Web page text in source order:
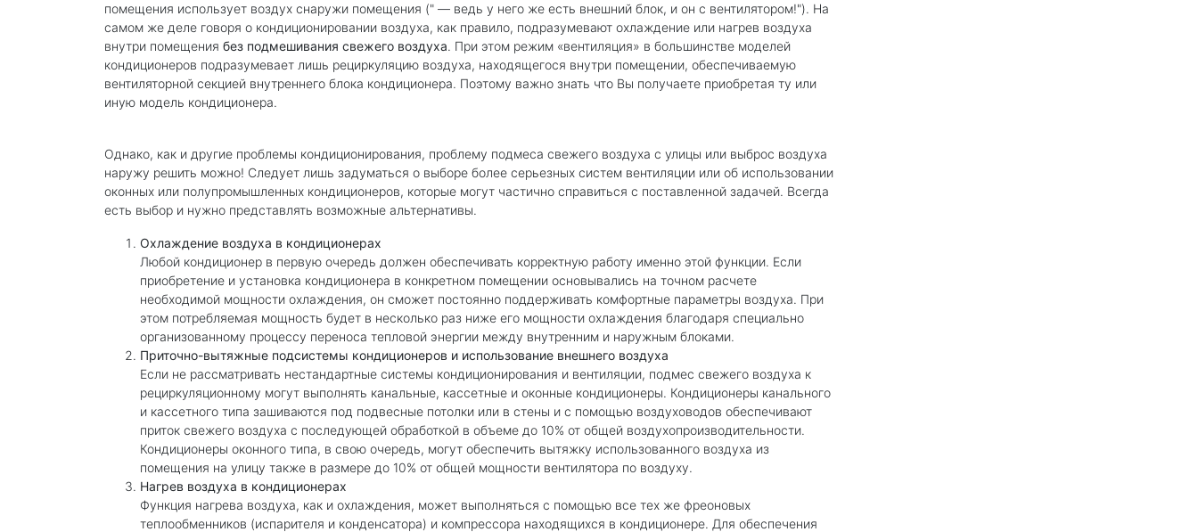
помещения использует воздух снаружи помещения (" — ведь у него же есть внешний блок, и он с вентилятором!"). На
самом же деле говоря о кондиционировании воздуха, как правило, подразумевают охлаждение или нагрев воздуха
внутри помещения без подмешивания свежего воздуха. При этом режим «вентиляция» в большинстве моделей
кондиционеров подразумевает лишь рециркуляцию воздуха, находящегося внутри помещении, обеспечиваемую
вентиляторной секцией внутреннего блока кондиционера. Поэтому важно знать что Вы получаете приобретая ту или
иную модель кондиционера.
Однако, как и другие проблемы кондиционирования, проблему подмеса свежего воздуха с улицы или выброс воздуха
наружу решить можно! Следует лишь задуматься о выборе более серьезных систем вентиляции или об использовании
оконных или полупромышленных кондиционеров, которые могут частично справиться с поставленной задачей. Всегда
есть выбор и нужно представлять возможные альтернативы.
Охлаждение воздуха в кондиционерах
Любой кондиционер в первую очередь должен обеспечивать корректную работу именно этой функции. Если
приобретение и установка кондиционера в конкретном помещении основывались на точном расчете
необходимой мощности охлаждения, он сможет постоянно поддерживать комфортные параметры воздуха. При
этом потребляемая мощность будет в несколько раз ниже его мощности охлаждения благодаря специально
организованному процессу переноса тепловой энергии между внутренним и наружным блоками.
Приточно-вытяжные подсистемы кондиционеров и использование внешнего воздуха
Если не рассматривать нестандартные системы кондиционирования и вентиляции, подмес свежего воздуха к
рециркуляционному могут выполнять канальные, кассетные и оконные кондиционеры. Кондиционеры канального
и кассетного типа зашиваются под подвесные потолки или в стены и с помощью воздуховодов обеспечивают
приток свежего воздуха с последующей обработкой в объеме до 10% от общей воздухопроизводительности.
Кондиционеры оконного типа, в свою очередь, могут обеспечить вытяжку использованного воздуха из
помещения на улицу также в размере до 10% от общей мощности вентилятора по воздуху.
Нагрев воздуха в кондиционерах
Функция нагрева воздуха, как и охлаждения, может выполняться с помощью все тех же фреоновых
теплообменников (испарителя и конденсатора) и компрессора находящихся в кондиционере. Для обеспечения